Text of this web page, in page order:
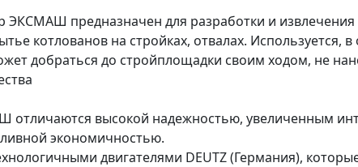
ЭКСМАШ предназначен для разработки и извлечения
котлованов на стройках, отвалах. Используется,
добраться до стройплощадки своим ходом, не
отличаются высокой надежностью, увеличенным
экономичностью.
двигателями DEUTZ (Германия),